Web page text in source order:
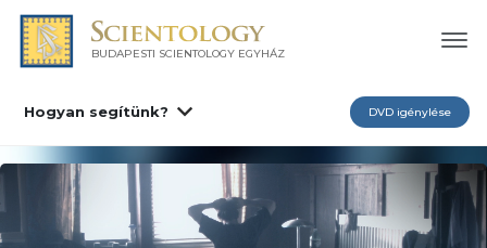
BUDAPESTI SCIENTOLOGY EGYHÁZ
Hogyan segítünk? DVD igénylése